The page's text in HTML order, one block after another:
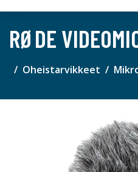
RØDE
Oheistarvikkeet